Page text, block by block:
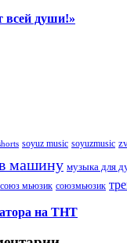
всей души!»
soyuz music soyuzmusic
машину музыка для
союз мьюзик союзмьюзик
на ТНТ